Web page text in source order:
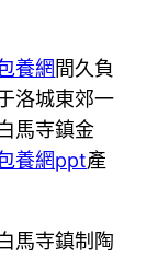
養網 間久負
洛城東郊一
馬寺鎮金
養網ppt產
馬寺鎮制陶